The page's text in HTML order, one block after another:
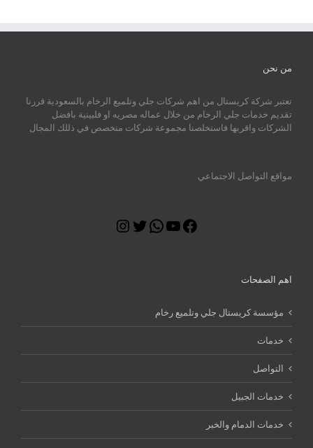
من نحن
تعتبر شركة كريستال من اهم شركات جلي وتلميع الرخام بالسعودية قررنا
تقديم خدمات جلي الرخام من خلال عماله مصريه او فلبينية بافضل
الشركات واقربها فاستخلصنا مجموعة شركات متخصص في ذللك المجال
مواقع التواصل الاجتماعي
Facebook
YouTube
WhatsApp
Twitter
اهم الصفحات
مؤسسة كريستال جلي وتلميع رخام
خدمات
التواصل
خدمات الجبيل
خدمات الدمام والخبر